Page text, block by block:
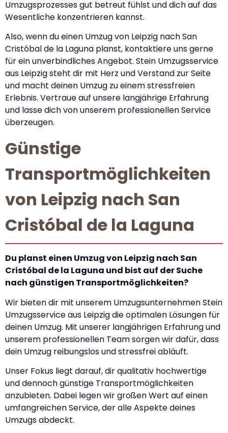
Umzugsprozesses gut betreut fühlst und dich auf das
Wesentliche konzentrieren kannst.
Also, wenn du einen Umzug von Leipzig nach San
Cristóbal de la Laguna planst, kontaktiere uns gerne
für ein unverbindliches Angebot. Stein Umzugsservice
aus Leipzig steht dir mit Herz und Verstand zur Seite
und macht deinen Umzug zu einem stressfreien
Erlebnis. Vertraue auf unsere langjährige Erfahrung
und lasse dich von unserem professionellen Service
überzeugen.
Günstige
Transportmöglichkeiten
von Leipzig nach San
Cristóbal de la Laguna
Du planst einen Umzug von Leipzig nach San
Cristóbal de la Laguna und bist auf der Suche
nach günstigen Transportmöglichkeiten?
Wir bieten dir mit unserem Umzugsunternehmen Stein
Umzugsservice aus Leipzig die optimalen Lösungen für
deinen Umzug. Mit unserer langjährigen Erfahrung und
unserem professionellen Team sorgen wir dafür, dass
dein Umzug reibungslos und stressfrei abläuft.
Unser Fokus liegt darauf, dir qualitativ hochwertige
und dennoch günstige Transportmöglichkeiten
anzubieten. Dabei legen wir großen Wert auf einen
umfangreichen Service, der alle Aspekte deines
Umzugs abdeckt.